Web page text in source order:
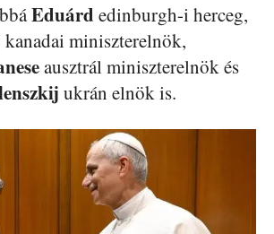
Eduárd edinburgh-i herceg,
kanadai miniszterelnök,
ausztrál miniszterelnök és
ukrán elnök is.